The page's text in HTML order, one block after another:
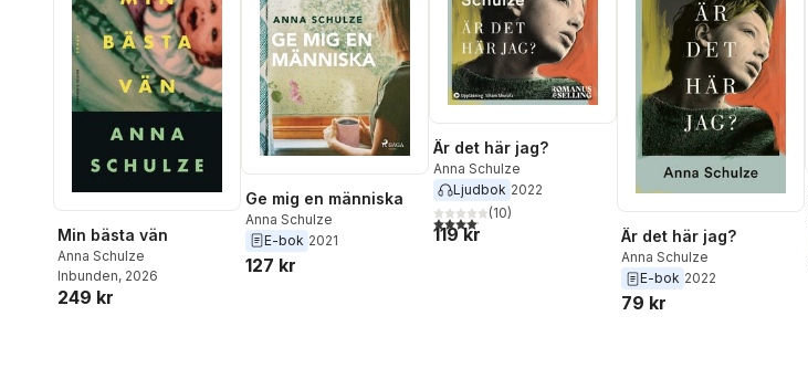
Min bästa vän
Anna Schulze
Inbunden, 2026
249 kr
Ge mig en människa
Anna Schulze
E-bok 2021
127 kr
Är det här jag?
Anna Schulze
Ljudbok 2022
4,1utav 5 stjärnor. Totalt antal röster:
(10)
119 kr Är det här jag?
Anna Schulze
E-bok 2022
79 kr